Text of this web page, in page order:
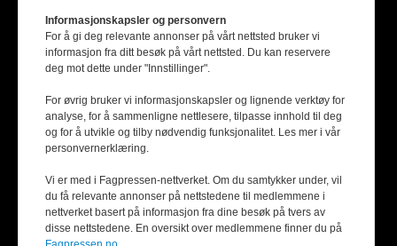
Informasjonskapsler og personvern
For å gi deg relevante annonser på vårt nettsted bruker vi
informasjon fra ditt besøk på vårt nettsted. Du kan reservere
deg mot dette under "Innstillinger".
For øvrig bruker vi informasjonskapsler og lignende verktøy for
analyse, for å sammenligne nettlesere, tilpasse innhold til deg
og for å utvikle og tilby nødvendig funksjonalitet. Les mer i vår
personvernerklæring.
Vi er med i Fagpressen-nettverket. Om du samtykker under, vil
du få relevante annonser på nettstedene til medlemmene i
nettverket basert på informasjon fra dine besøk på tvers av
disse nettstedene. En oversikt over medlemmene finner du på